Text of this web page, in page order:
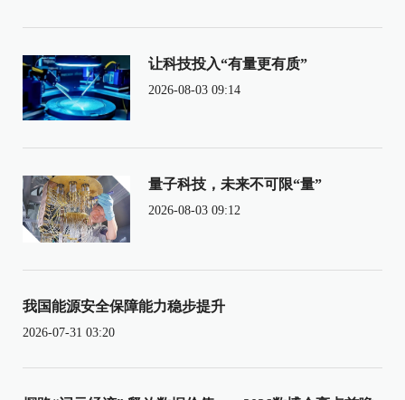
让科技投入“有量更有质”
2026-08-03 09:14
量子科技，未来不可限“量”
2026-08-03 09:12
我国能源安全保障能力稳步提升
2026-07-31 03:20